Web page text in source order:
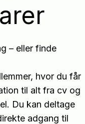
– eller finde
hvor du får
til alt fra cv og
Du kan deltage
adgang til